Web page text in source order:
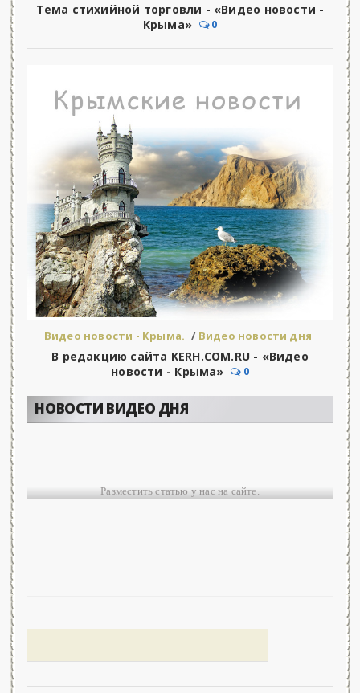
Тема стихийной торговли - «Видео новости -
Крыма»
0
Видео новости - Крыма. / Видео новости дня
В редакцию сайта KERH.COM.RU - «Видео
новости - Крыма»
0
НОВОСТИ ВИДЕО ДНЯ
Разместить статью у нас на сайте.